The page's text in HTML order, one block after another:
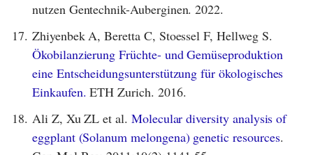
nutzen Gentechnik-Auberginen. 2022.
17. Zhiyenbek A, Beretta C, Stoessel F, Hellweg S.
Ökobilanzierung Früchte- und Gemüseproduktion
eine Entscheidungsunterstützung für ökologisches
Einkaufen. ETH Zurich. 2016.
18. Ali Z, Xu ZL et al. Molecular diversity analysis of
eggplant (Solanum melongena) genetic resources.